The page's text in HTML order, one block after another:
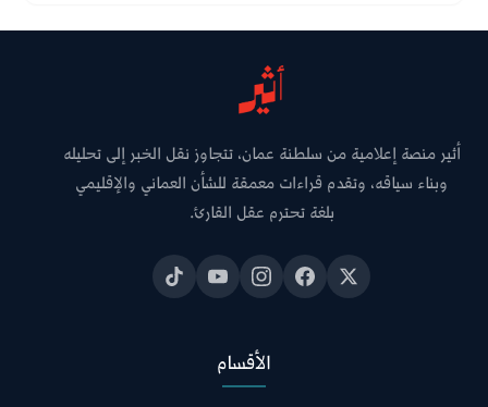
أثير منصة إعلامية من سلطنة عمان، تتجاوز نقل الخبر إلى تحليله
وبناء سياقه، وتقدم قراءات معمقة للشأن العماني والإقليمي
بلغة تحترم عقل القارئ.
الأقسام